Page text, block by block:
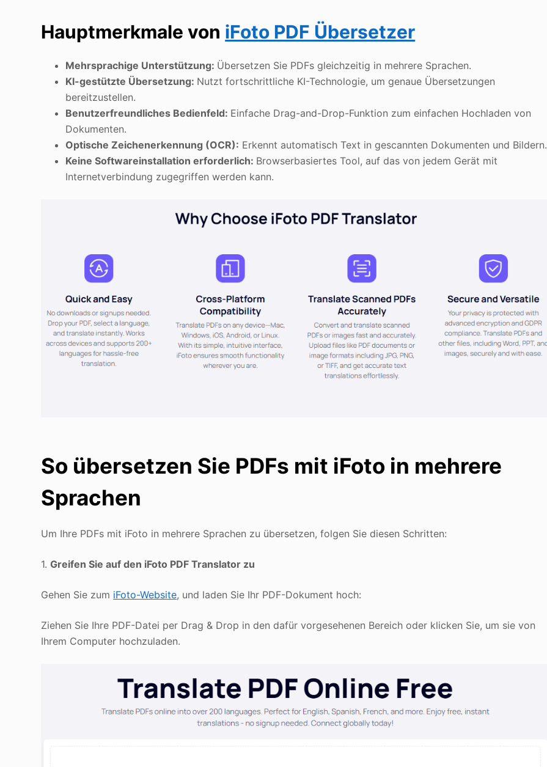
Hauptmerkmale von iFoto PDF Übersetzer
Mehrsprachige Unterstützung: Übersetzen Sie PDFs gleichzeitig in mehrere Sprachen.
KI-gestützte Übersetzung: Nutzt fortschrittliche KI-Technologie, um genaue Übersetzungen
bereitzustellen.
Benutzerfreundliches Bedienfeld: Einfache Drag-and-Drop-Funktion zum einfachen Hochladen von
Dokumenten.
Optische Zeichenerkennung (OCR): Erkennt automatisch Text in gescannten Dokumenten und Bildern.
Keine Softwareinstallation erforderlich: Browserbasiertes Tool, auf das von jedem Gerät mit
Internetverbindung zugegriffen werden kann.
So übersetzen Sie PDFs mit iFoto in mehrere
Sprachen
Um Ihre PDFs mit iFoto in mehrere Sprachen zu übersetzen, folgen Sie diesen Schritten:
1.Greifen Sie auf den iFoto PDF Translator zu
Gehen Sie zum iFoto-Website, und laden Sie Ihr PDF-Dokument hoch:
Ziehen Sie Ihre PDF-Datei per Drag & Drop in den dafür vorgesehenen Bereich oder klicken Sie, um sie von
Ihrem Computer hochzuladen.